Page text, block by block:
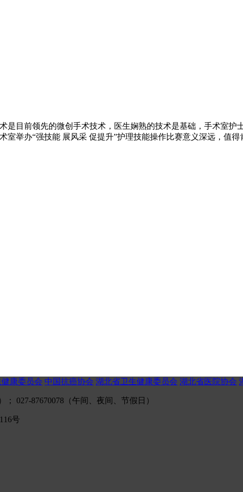
是目前领先的微创手术技术，医生娴熟的技术是基础，手术室
室举办“强技能 展风采 促提升”护理技能操作比赛意义深远，值
康委员会 中国抗癌协会 湖北省卫生健康委员会 湖北省医院协会
027-87670078（午间、夜间、节假日）
号